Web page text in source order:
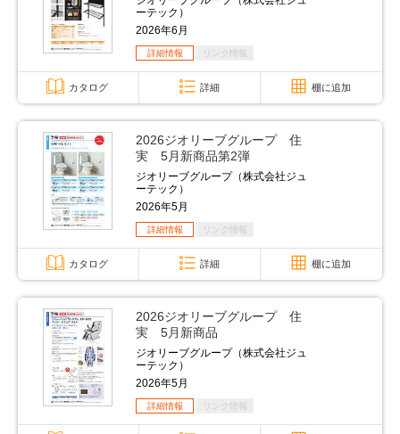
ーテック）
2026年6月
詳細情報 リンク情報
カタログ 詳細 棚に追加
2026ジオリーブグループ 住
実 5月新商品第2弾
ジオリーブグループ（株式会社ジュ
ーテック）
2026年5月
詳細情報 リンク情報
カタログ 詳細 棚に追加
2026ジオリーブグループ 住
実 5月新商品
ジオリーブグループ（株式会社ジュ
ーテック）
2026年5月
詳細情報 リンク情報